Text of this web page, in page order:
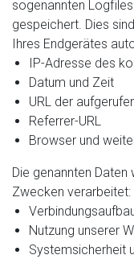
sogenannten
gespeichert. Dies
Ihres Endgerätes
IP-Adresse des
Datum und Zeit
URL der
Referrer-URL
Browser und
Die genannten
Zwecken verarbeitet:
Nutzung unserer
Systemsicherheit